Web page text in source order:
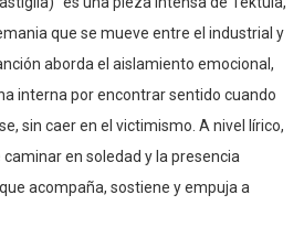
que se mueve entre el industrial y
aborda el aislamiento emocional,
interna por encontrar sentido cuando
sin caer en el victimismo. A nivel lírico,
en soledad y la presencia
acompaña, sostiene y empuja a